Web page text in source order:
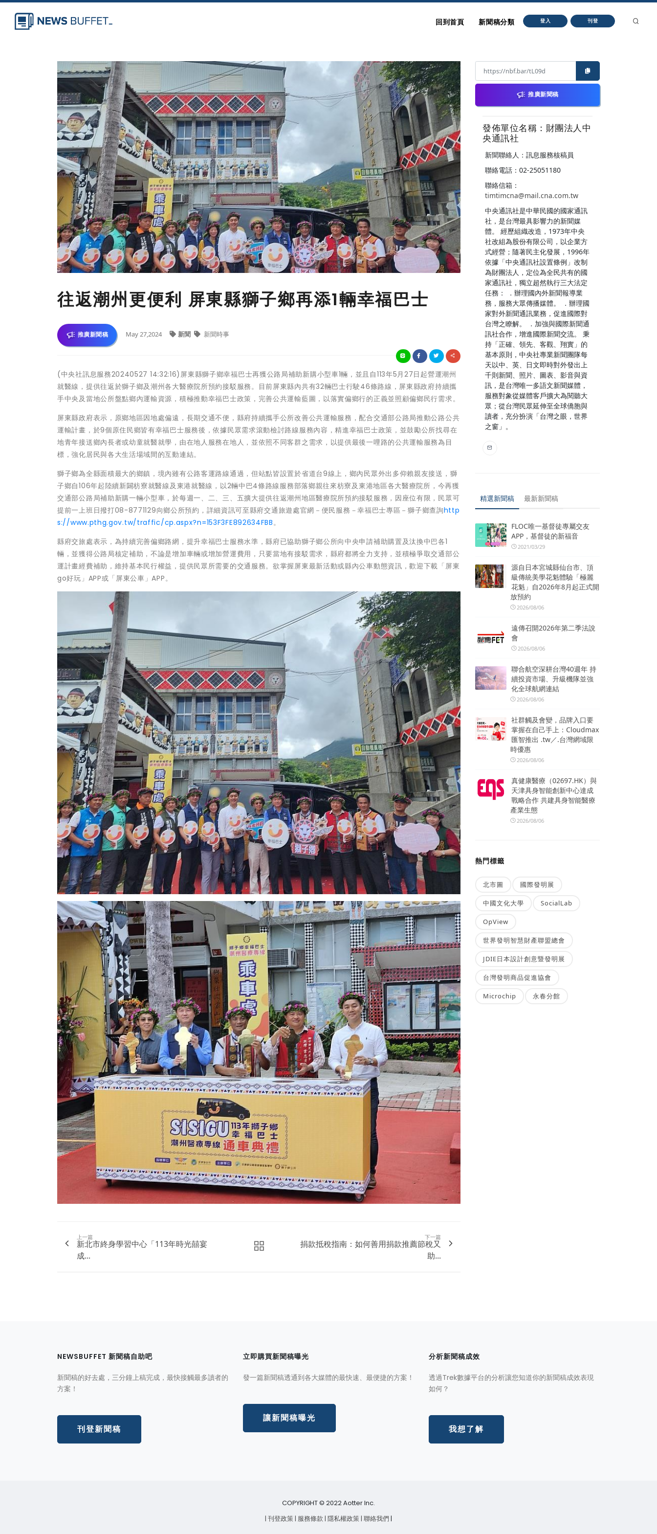
回到首頁 新聞稿分類 登入 刊登
往返潮州更便利 屏東縣獅子鄉再添1輛幸福巴士
推廣新聞稿 May 27,2024 新聞 新聞時事
(中央社訊息服務20240527 14:32:16)屏東縣獅子鄉幸福巴士再獲公路局補助新購小型車1輛，並且自113年5月27日起營運潮州
就醫線，提供往返於獅子鄉及潮州各大醫療院所預約接駁服務。目前屏東縣內共有32輛巴士行駛46條路線，屏東縣政府持續攜
手中央及當地公所盤點鄉內運輸資源，積極推動幸福巴士政策，完善公共運輸藍圖，以落實偏鄉行的正義並照顧偏鄉民行需求。
屏東縣政府表示，原鄉地區因地處偏遠，長期交通不便，縣府持續攜手公所改善公共運輸服務，配合交通部公路局推動公路公共
運輸計畫，於9個原住民鄉皆有幸福巴士服務後，依據民眾需求滾動檢討路線服務內容，精進幸福巴士政策，並鼓勵公所找尋在
地青年接送鄉內長者或幼童就醫就學，由在地人服務在地人，並依照不同客群之需求，以提供最後一哩路的公共運輸服務為目
標，強化居民與各大生活場域間的互動連結。
獅子鄉為全縣面積最大的鄉鎮，境內雖有公路客運路線通過，但站點皆設置於省道台9線上，鄉內民眾外出多仰賴親友接送，獅
子鄉自106年起陸續新闢枋寮就醫線及東港就醫線，以2輛中巴4條路線服務部落鄉親往來枋寮及東港地區各大醫療院所，今再獲
交通部公路局補助新購一輛小型車，於每週一、二、三、五擴大提供往返潮州地區醫療院所預約接駁服務，因座位有限，民眾可
提前一上班日撥打08-8771129向鄉公所預約，詳細資訊可至縣府交通旅遊處官網－便民服務－幸福巴士專區－獅子鄉查詢http
s://www.pthg.gov.tw/traffic/cp.aspx?n=153F3FE892634FBB。
縣府交旅處表示，為持續完善偏鄉路網，提升幸福巴士服務水準，縣府已協助獅子鄉公所向中央申請補助購置及汰換中巴各1
輛，並獲得公路局核定補助，不論是增加車輛或增加營運費用，只要當地有接駁需求，縣府都將全力支持，並積極爭取交通部公
運計畫經費補助，維持基本民行權益，提供民眾所需要的交通服務。欲掌握屏東最新活動或縣內公車動態資訊，歡迎下載「屏東
go好玩」APP或「屏東公車」APP。
上一篇
新北市終身學習中心「113年時光囍宴
成...
下一篇
捐款抵稅指南：如何善用捐款推薦節稅又
助...
推廣新聞稿
發佈單位名稱：財團法人中
央通訊社
新聞聯絡人：訊息服務核稿員
聯絡電話：02-25051180
聯絡信箱：
timtimcna@mail.cna.com.tw
中央通訊社是中華民國的國家通訊
社，是台灣最具影響力的新聞媒
體。 經歷組織改造，1973年中央
社改組為股份有限公司，以企業方
式經營；隨著民主化發展，1996年
依據「中央通訊社設置條例」改制
為財團法人，定位為全民共有的國
家通訊社，獨立超然執行三大法定
任務： ．辦理國內外新聞報導業
務，服務大眾傳播媒體。 ．辦理國
家對外新聞通訊業務，促進國際對
台灣之瞭解。 ．加強與國際新聞通
訊社合作，增進國際新聞交流。 秉
持「正確、領先、客觀、翔實」的
基本原則，中央社專業新聞團隊每
天以中、英、日文即時對外發出上
千則新聞、照片、圖表、影音與資
訊，是台灣唯一多語文新聞媒體，
服務對象從媒體客戶擴大為閱聽大
眾；從台灣民眾延伸至全球僑胞與
讀者，充分扮演「台灣之眼，世界
之窗」。
精選新聞稿 最新新聞稿
FLOC唯一基督徒專屬交友
APP，基督徒的新福音
2021/03/29
源自日本宮城縣仙台市、頂
級傳統美學花魁體驗「極麗
花魁」自2026年8月起正式開
放預約
2026/08/06
遠傳召開2026年第二季法說
會
2026/08/06
聯合航空深耕台灣40週年 持
續投資市場、升級機隊並強
化全球航網連結
2026/08/06
社群觸及會變，品牌入口要
掌握在自己手上：Cloudmax
匯智推出 .tw／.台灣網域限
時優惠
2026/08/06
真健康醫療（02697.HK）與
天津具身智能創新中心達成
戰略合作 共建具身智能醫療
產業生態
2026/08/06
熱門標籤
北市圖 國際發明展
中國文化大學 SocialLab
OpView
世界發明智慧財產聯盟總會
JDIE日本設計創意暨發明展
台灣發明商品促進協會
Microchip 永春分館
NEWSBUFFET 新聞稿自助吧
新聞稿的好去處，三分鐘上稿完成，最快接觸最多讀者的
方案！
刊登新聞稿
立即購買新聞稿曝光
發一篇新聞稿透通到各大媒體的最快速、最便捷的方案！
讓新聞稿曝光
分析新聞稿成效
透過Trek數據平台的分析讓您知道你的新聞稿成效表現
如何？
我想了解
COPYRIGHT © 2022 Aotter Inc.
| 刊登政策| 服務條款| 隱私權政策| 聯絡我們 |